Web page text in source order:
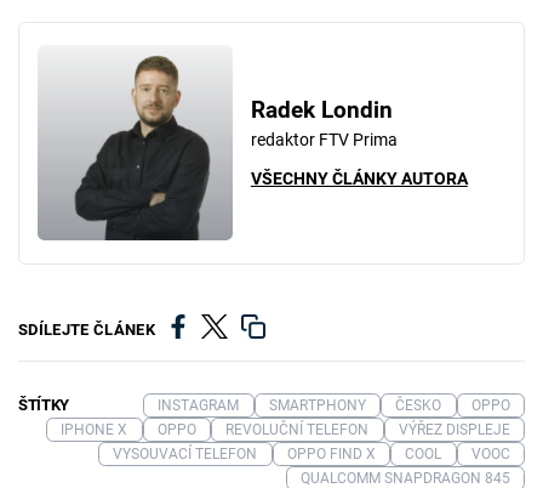
Radek Londin
redaktor FTV Prima
VŠECHNY ČLÁNKY AUTORA
SDÍLEJTE ČLÁNEK
ŠTÍTKY INSTAGRAM SMARTPHONY ČESKO
OPPO
IPHONE X
OPPO REVOLUČNÍ TELEFON
VÝŘEZ DISPLEJE
VYSOUVACÍ TELEFON
OPPO FIND X COOL
VOOC
QUALCOMM SNAPDRAGON 845